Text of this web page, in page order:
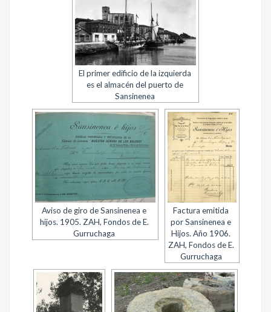
El primer edificio de la izquierda
es el almacén del puerto de
Sansinenea
Aviso de giro de Sansinenea e
hijos. 1905. ZAH, Fondos de E.
Gurruchaga
Factura emitida
por Sansinenea e
Hijos. Año 1906.
ZAH, Fondos de E.
Gurruchaga